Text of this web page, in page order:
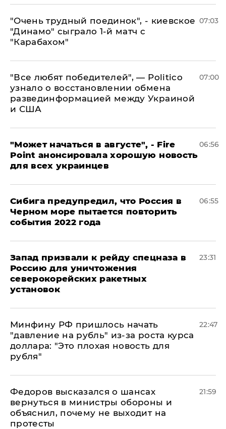
"Очень трудный поединок", - киевское
"Динамо" сыграло 1-й матч с
"Карабахом"
07:03
​"Все любят победителей", — Politico
узнало о восстановлении обмена
развединформацией между Украиной
и США
07:00
"Может начаться в августе", - Fire
Point анонсировала хорошую новость
для всех украинцев
06:56
Сибига предупредил, что Россия в
Черном море пытается повторить
события 2022 года
06:55
Запад призвали к рейду спецназа в
Россию для уничтожения
северокорейских ракетных
установок
23:31
Минфину РФ пришлось начать
"давление на рубль" из-за роста курса
доллара: "Это плохая новость для
рубля"
22:47
Федоров высказался о шансах
вернуться в министры обороны и
объяснил, почему не выходит на
протесты
21:59